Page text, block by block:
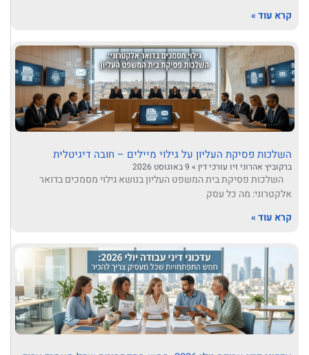
קרא עוד »
השלכות פסיקת העליון על גילוי מיילים – חובה דיגיטלית
ברקוביץ אהרוני זיו עורכי דין
השלכות פסיקת בית המשפט העליון בנושא גילוי מסמכים בדואר
אלקטרוני: מה כל עסק
קרא עוד »